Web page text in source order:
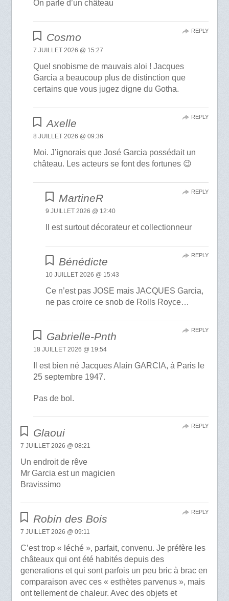
On parle d’un château
Cosmo
7 JUILLET 2026 @ 15:27
Quel snobisme de mauvais aloi ! Jacques
Garcia a beaucoup plus de distinction que
certains que vous jugez digne du Gotha.
REPLY
Axelle
8 JUILLET 2026 @ 09:36
Moi. J’ignorais que José Garcia possédait un
château. Les acteurs se font des fortunes 😉
REPLY
MartineR
9 JUILLET 2026 @ 12:40
Il est surtout décorateur et collectionneur
REPLY
Bénédicte
10 JUILLET 2026 @ 15:43
Ce n’est pas JOSE mais JACQUES Garcia,
ne pas croire ce snob de Rolls Royce…
REPLY
Gabrielle-Pnth
18 JUILLET 2026 @ 19:54
Il est bien né Jacques Alain GARCIA, à Paris le
25 septembre 1947.
Pas de bol.
REPLY
Glaoui
7 JUILLET 2026 @ 08:21
Un endroit de rêve
Mr Garcia est un magicien
Bravissimo
REPLY
Robin des Bois
7 JUILLET 2026 @ 09:11
C’est trop « léché », parfait, convenu. Je préfère les
châteaux qui ont été habités depuis des
generations et qui sont parfois un peu bric à brac en
comparaison avec ces « esthètes parvenus », mais
ont tellement de chaleur. Avec des objets et
REPLY